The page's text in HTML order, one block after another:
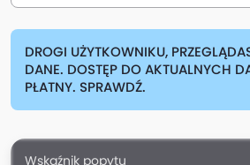
DROGI UŻYTKOWNIKU,
DANE. DOSTĘP DO AKTUALNYCH
PŁATNY. SPRAWDŹ.
Wskaźnik popytu